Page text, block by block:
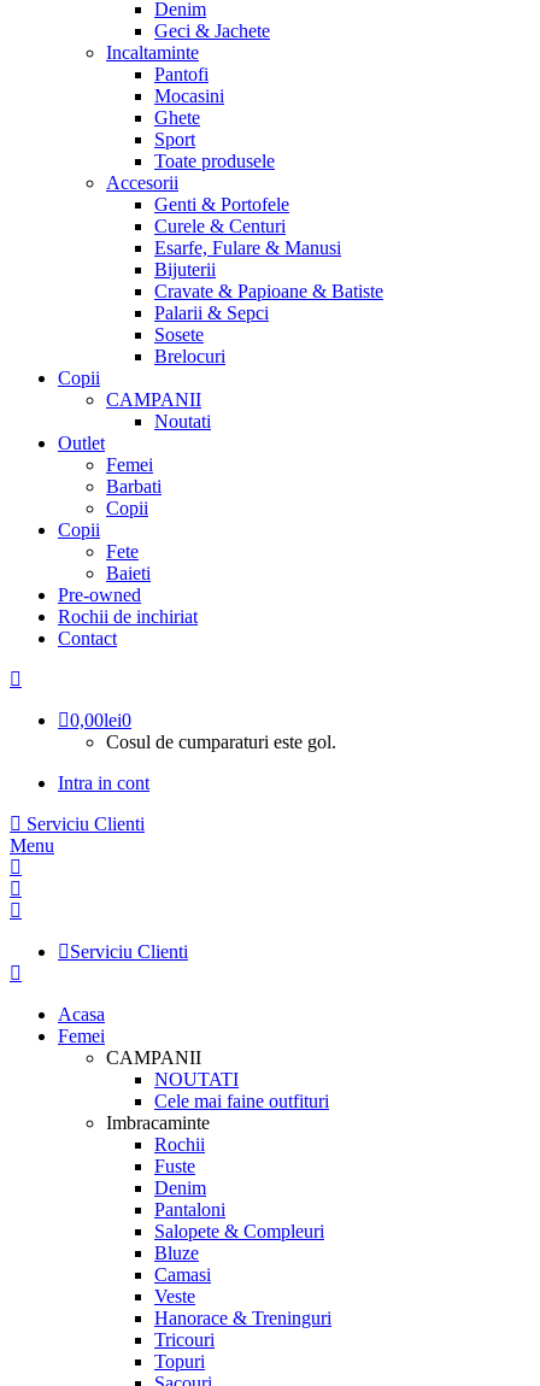
Denim
Geci & Jachete
Incaltaminte
Pantofi
Mocasini
Ghete
Sport
Toate produsele
Accesorii
Genti & Portofele
Curele & Centuri
Esarfe, Fulare & Manusi
Bijuterii
Cravate & Papioane & Batiste
Palarii & Sepci
Sosete
Brelocuri
Copii
CAMPANII
Noutati
Outlet
Femei
Barbati
Copii
Copii
Fete
Baieti
Pre-owned
Rochii de inchiriat
Contact
0,00lei0
Cosul de cumparaturi este gol.
Intra in cont
Serviciu Clienti
Menu
Serviciu Clienti
Acasa
Femei
CAMPANII
NOUTATI
Cele mai faine outfituri
Imbracaminte
Rochii
Fuste
Denim
Pantaloni
Salopete & Compleuri
Bluze
Camasi
Veste
Hanorace & Treninguri
Tricouri
Topuri